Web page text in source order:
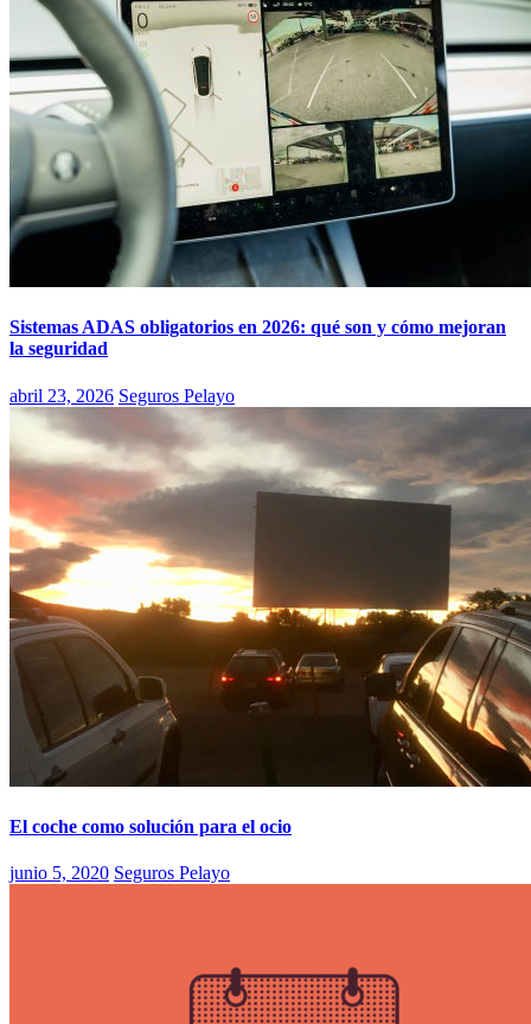
Sistemas ADAS obligatorios en 2026: qué son y cómo mejoran
la seguridad
abril 23, 2026 Seguros Pelayo
El coche como solución para el ocio
junio 5, 2020 Seguros Pelayo